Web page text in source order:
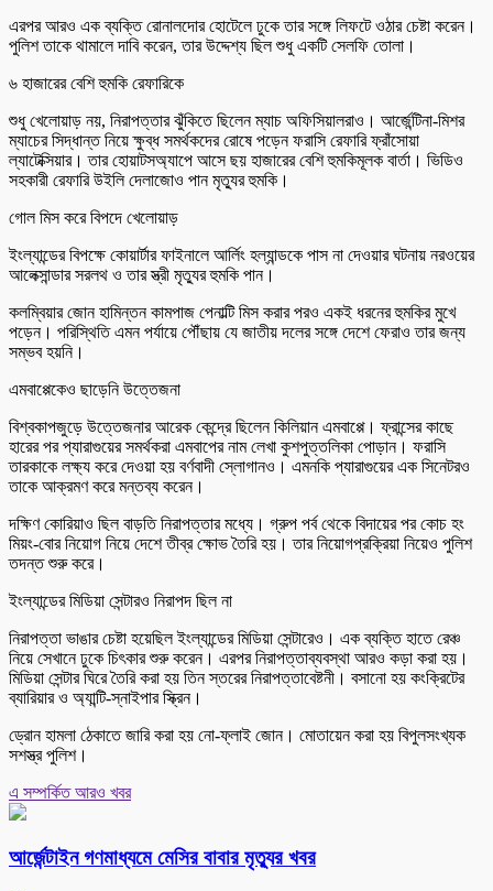
এরপর আরও এক ব্যক্তি রোনালদোর হোটেলে ঢুকে তার সঙ্গে লিফটে ওঠার চেষ্টা করেন।
পুলিশ তাকে থামালে দাবি করেন, তার উদ্দেশ্য ছিল শুধু একটি সেলফি তোলা।
৬ হাজারের বেশি হুমকি রেফারিকে
শুধু খেলোয়াড় নয়, নিরাপত্তার ঝুঁকিতে ছিলেন ম্যাচ অফিসিয়ালরাও। আর্জেন্টিনা-মিশর
ম্যাচের সিদ্ধান্ত নিয়ে ক্ষুব্ধ সমর্থকদের রোষে পড়েন ফরাসি রেফারি ফ্রাঁসোয়া
ল্যাটেক্সিয়ার। তার হোয়াটসঅ্যাপে আসে ছয় হাজারের বেশি হুমকিমূলক বার্তা। ভিডিও
সহকারী রেফারি উইলি দেলাজোও পান মৃত্যুর হুমকি।
গোল মিস করে বিপদে খেলোয়াড়
ইংল্যান্ডের বিপক্ষে কোয়ার্টার ফাইনালে আর্লিং হল্যান্ডকে পাস না দেওয়ার ঘটনায় নরওয়ের
আলেক্সান্ডার সরলথ ও তার স্ত্রী মৃত্যুর হুমকি পান।
কলম্বিয়ার জোন হামিন্তন কামপাজ পেনাল্টি মিস করার পরও একই ধরনের হুমকির মুখে
পড়েন। পরিস্থিতি এমন পর্যায়ে পৌঁছায় যে জাতীয় দলের সঙ্গে দেশে ফেরাও তার জন্য
সম্ভব হয়নি।
এমবাপ্পেকেও ছাড়েনি উত্তেজনা
বিশ্বকাপজুড়ে উত্তেজনার আরেক কেন্দ্রে ছিলেন কিলিয়ান এমবাপ্পে। ফ্রান্সের কাছে
হারের পর প্যারাগুয়ের সমর্থকরা এমবাপের নাম লেখা কুশপুত্তলিকা পোড়ান। ফরাসি
তারকাকে লক্ষ্য করে দেওয়া হয় বর্ণবাদী স্লোগানও। এমনকি প্যারাগুয়ের এক সিনেটরও
তাকে আক্রমণ করে মন্তব্য করেন।
দক্ষিণ কোরিয়াও ছিল বাড়তি নিরাপত্তার মধ্যে। গ্রুপ পর্ব থেকে বিদায়ের পর কোচ হং
মিয়ং-বোর নিয়োগ নিয়ে দেশে তীব্র ক্ষোভ তৈরি হয়। তার নিয়োগপ্রক্রিয়া নিয়েও পুলিশ
তদন্ত শুরু করে।
ইংল্যান্ডের মিডিয়া সেন্টারও নিরাপদ ছিল না
নিরাপত্তা ভাঙার চেষ্টা হয়েছিল ইংল্যান্ডের মিডিয়া সেন্টারেও। এক ব্যক্তি হাতে রেঞ্চ
নিয়ে সেখানে ঢুকে চিৎকার শুরু করেন। এরপর নিরাপত্তাব্যবস্থা আরও কড়া করা হয়।
মিডিয়া সেন্টার ঘিরে তৈরি করা হয় তিন স্তরের নিরাপত্তাবেষ্টনী। বসানো হয় কংক্রিটের
ব্যারিয়ার ও অ্যান্টি-স্নাইপার স্ক্রিন।
ড্রোন হামলা ঠেকাতে জারি করা হয় নো-ফ্লাই জোন। মোতায়েন করা হয় বিপুলসংখ্যক
সশস্ত্র পুলিশ।
এ সম্পর্কিত আরও খবর
আর্জেন্টাইন গণমাধ্যমে মেসির বাবার মৃত্যুর খবর